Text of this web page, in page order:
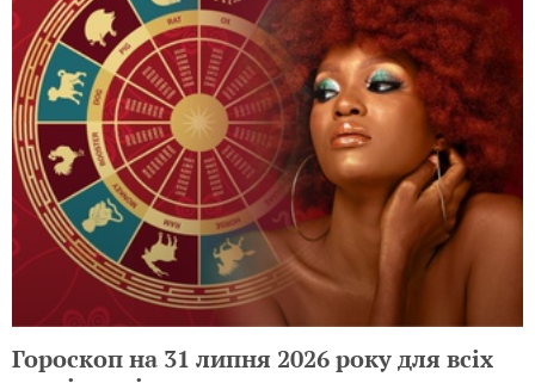
Гороскоп на 31 липня 2026 року для всіх